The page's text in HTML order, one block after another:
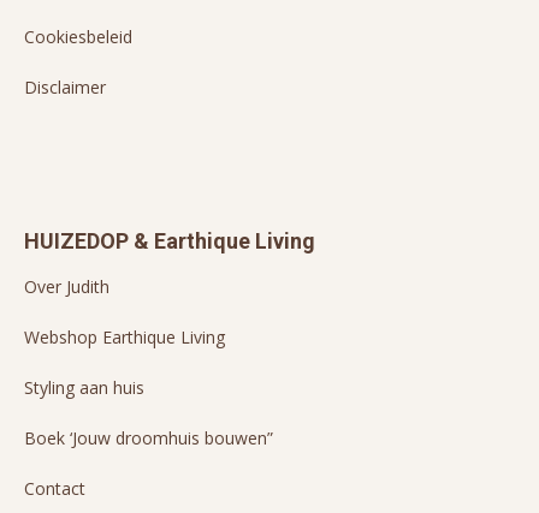
Cookiesbeleid
Disclaimer
HUIZEDOP & Earthique Living
Over Judith
Webshop Earthique Living
Styling aan huis
Boek ‘Jouw droomhuis bouwen”
Contact